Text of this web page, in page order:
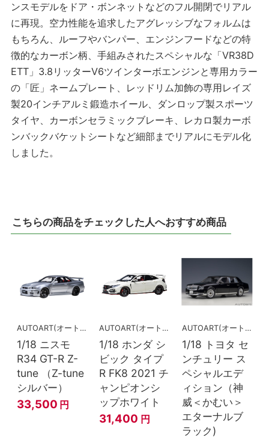
ンスモデルをドア・ボンネットなどのフル開閉でリアル
に再現。空力性能を追求したアグレッシブなフォルムは
もちろん、ルーフやバンパー、エンジンフードなどの特
徴的なカーボン柄、手組みされたスペシャルな「VR38D
ETT」3.8リッターV6ツインターボエンジンと専用カラー
の「匠」ネームプレート、レッドリム加飾の専用レイズ
製20インチアルミ鍛造ホイール、ダンロップ製スポーツ
タイヤ、カーボンセラミックブレーキ、レカロ製カーボ
ンバックバケットシートなど細部までリアルにモデル化
しました。
こちらの商品をチェックした人へおすすめ商品
AUTOART(オートアート)
1/18 ニスモ
R34 GT-R Z-
tune （Z-tune
シルバー）
33,500 円
AUTOART(オートアート)
1/18 ホンダ シ
ビック タイプ
R FK8 2021 チ
ャンピオンシ
ップホワイト
31,400 円
AUTOART(オートアート)
1/18 トヨタ セ
ンチュリー ス
ペシャルエデ
ィション（神
威＜かむい＞
エターナルブ
ラック)